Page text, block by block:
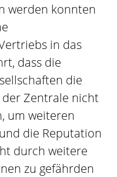
werden konnten
in das
dass die
die
Zentrale nicht
um weiteren
die Reputation
durch weitere
zu gefährden